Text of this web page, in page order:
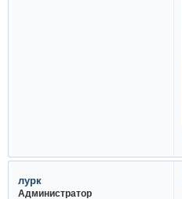
лурк
Администратор